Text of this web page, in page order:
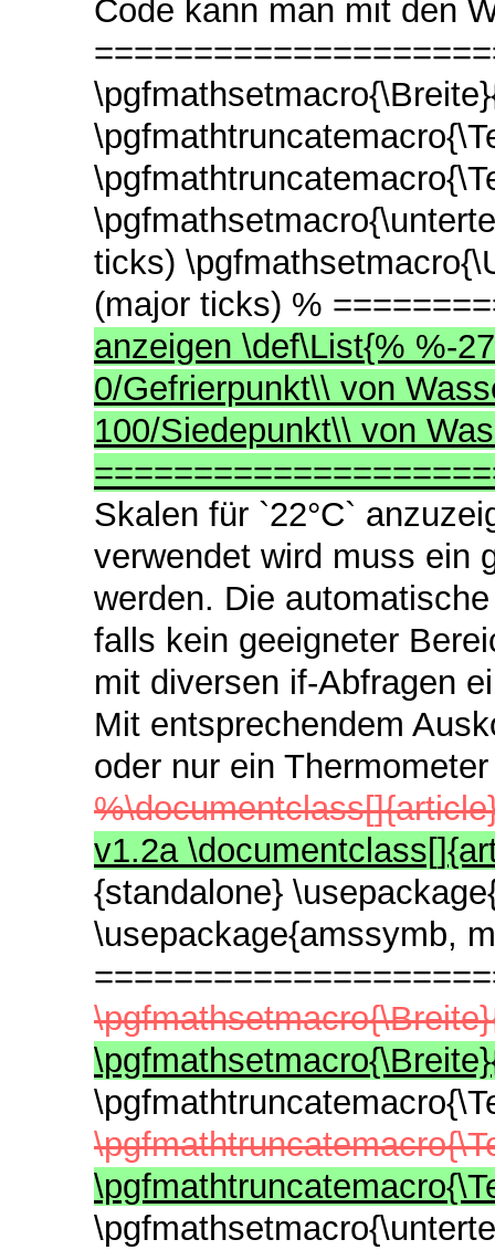
Code kann man mit den
ticks)
(major ticks) %
anzeigen \def\List{% %-
0/Gefrierpunkt\\ von
100/Siedepunkt\\ von
Skalen für `22°C`
verwendet wird muss ein
werden. Die
falls kein geeigneter
mit diversen if-Abfragen
Mit entsprechendem
oder nur ein
v1.2a
{standalone}
\usepackage{amssymb,